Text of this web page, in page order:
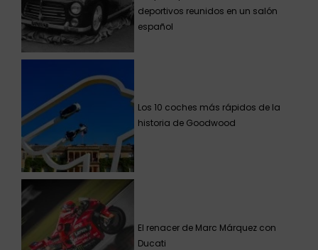
deportivos reunidos en un salón
español
Los 10 coches más rápidos de la
historia de Goodwood
El renacer de Marc Márquez con
Ducati